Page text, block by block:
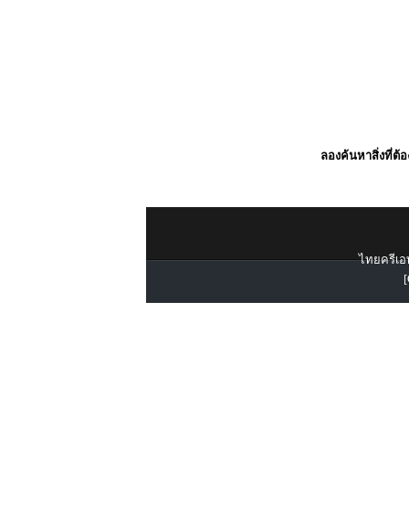
ลองค้นหาสิ่งที่ต้อ
ไทยครีเอ
[